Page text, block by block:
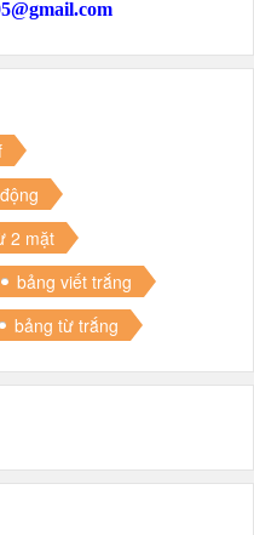
2 mặt
bảng viết trắng
bảng từ trắng